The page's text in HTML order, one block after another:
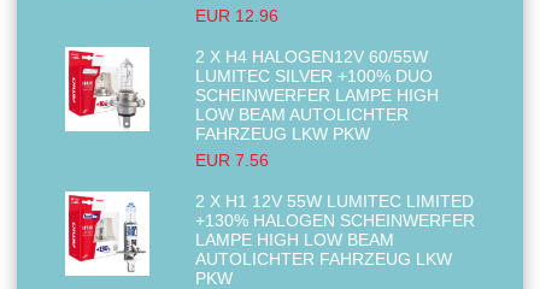
EUR 12.96
2 X H4 HALOGEN12V 60/55W
LUMITEC SILVER +100% DUO
SCHEINWERFER LAMPE HIGH
LOW BEAM AUTOLICHTER
FAHRZEUG LKW PKW
EUR 7.56
2 X H1 12V 55W LUMITEC LIMITED
+130% HALOGEN SCHEINWERFER
LAMPE HIGH LOW BEAM
AUTOLICHTER FAHRZEUG LKW
PKW